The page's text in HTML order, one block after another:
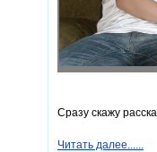
Сразу скажу
Читать далее......